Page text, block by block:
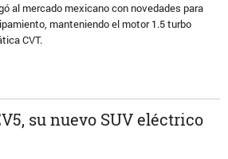
al mercado mexicano con novedades para
manteniendo el motor 1.5 turbo
CVT.
su nuevo SUV eléctrico